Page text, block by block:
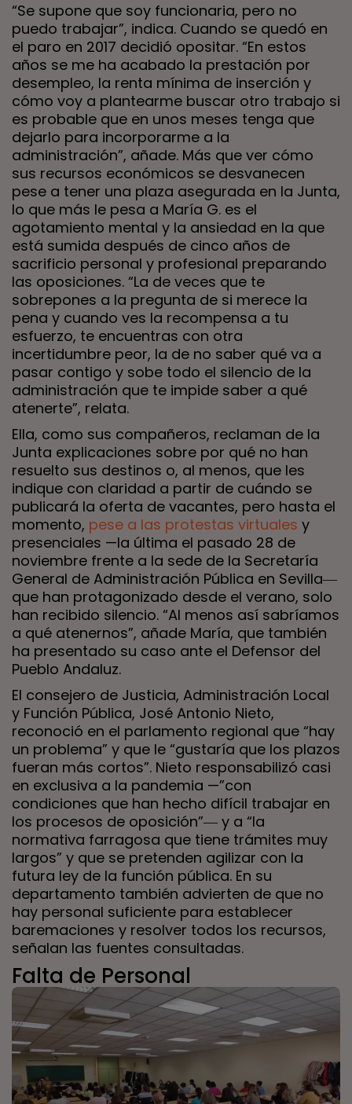
“Se supone que soy funcionaria, pero no
puedo trabajar”, indica. Cuando se quedó en
el paro en 2017 decidió opositar. “En estos
años se me ha acabado la prestación por
desempleo, la renta mínima de inserción y
cómo voy a plantearme buscar otro trabajo si
es probable que en unos meses tenga que
dejarlo para incorporarme a la
administración”, añade. Más que ver cómo
sus recursos económicos se desvanecen
pese a tener una plaza asegurada en la Junta,
lo que más le pesa a María G. es el
agotamiento mental y la ansiedad en la que
está sumida después de cinco años de
sacrificio personal y profesional preparando
las oposiciones. “La de veces que te
sobrepones a la pregunta de si merece la
pena y cuando ves la recompensa a tu
esfuerzo, te encuentras con otra
incertidumbre peor, la de no saber qué va a
pasar contigo y sobe todo el silencio de la
administración que te impide saber a qué
atenerte”, relata.
Ella, como sus compañeros, reclaman de la
Junta explicaciones sobre por qué no han
resuelto sus destinos o, al menos, que les
indique con claridad a partir de cuándo se
publicará la oferta de vacantes, pero hasta el
momento, pese a las protestas virtuales y
presenciales —la última el pasado 28 de
noviembre frente a la sede de la Secretaría
General de Administración Pública en Sevilla―
que han protagonizado desde el verano, solo
han recibido silencio. “Al menos así sabríamos
a qué atenernos”, añade María, que también
ha presentado su caso ante el Defensor del
Pueblo Andaluz.
El consejero de Justicia, Administración Local
y Función Pública, José Antonio Nieto,
reconoció en el parlamento regional que “hay
un problema” y que le “gustaría que los plazos
fueran más cortos”. Nieto responsabilizó casi
en exclusiva a la pandemia —”con
condiciones que han hecho difícil trabajar en
los procesos de oposición”― y a “la
normativa farragosa que tiene trámites muy
largos” y que se pretenden agilizar con la
futura ley de la función pública. En su
departamento también advierten de que no
hay personal suficiente para establecer
baremaciones y resolver todos los recursos,
señalan las fuentes consultadas.
Falta de Personal